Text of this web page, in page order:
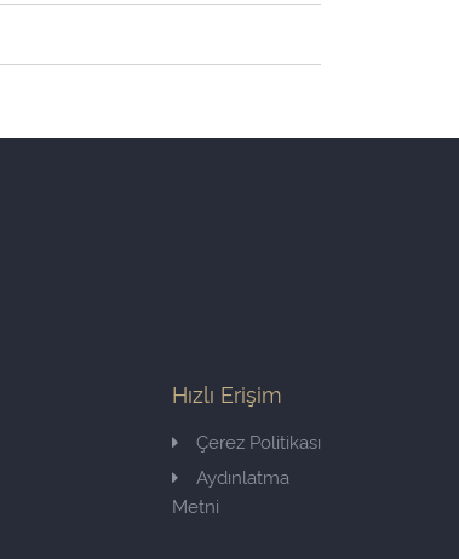
Hızlı Erişim
Çerez Politikası
Aydınlatma
Metni